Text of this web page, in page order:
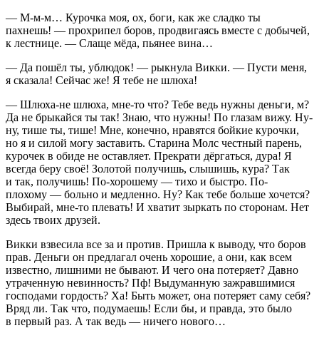
— М-м-м… Курочка моя, ох, боги, как же сладко ты
пахнешь! — прохрипел боров, продвигаясь вместе с добычей,
к лестнице. — Слаще мёда, пьянее вина…
— Да пошёл ты, ублюдок! — рыкнула Викки. — Пусти меня,
я сказала! Сейчас же! Я тебе не шлюха!
— Шлюха-не шлюха, мне-то что? Тебе ведь нужны деньги, м?
Да не брыкайся ты так! Знаю, что нужны! По глазам вижу. Ну-
ну, тише ты, тише! Мне, конечно, нравятся бойкие курочки,
но я и силой могу заставить. Старина Молс честный парень,
курочек в обиде не оставляет. Прекрати дёргаться, дура! Я
всегда беру своё! Золотой получишь, слышишь, кура? Так
и так, получишь! По-хорошему — тихо и быстро. По-
плохому — больно и медленно. Ну? Как тебе больше хочется?
Выбирай, мне-то плевать! И хватит зыркать по сторонам. Нет
здесь твоих друзей.
Викки взвесила все за и против. Пришла к выводу, что боров
прав. Деньги он предлагал очень хорошие, а они, как всем
известно, лишними не бывают. И чего она потеряет? Давно
утраченную невинность? Пф! Выдуманную зажравшимися
господами гордость? Ха! Быть может, она потеряет саму себя?
Вряд ли. Так что, подумаешь! Если бы, и правда, это было
в первый раз. А так ведь — ничего нового…